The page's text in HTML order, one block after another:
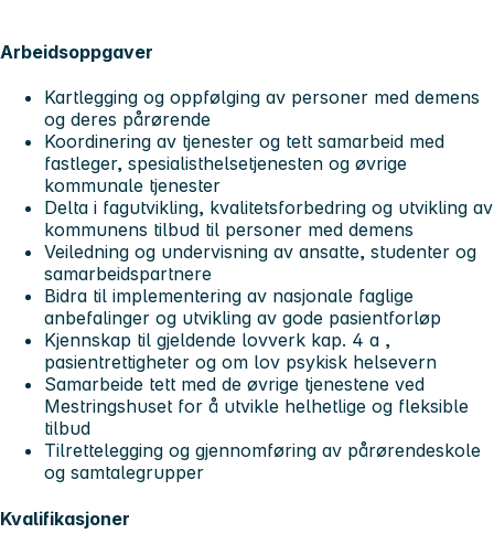
Arbeidsoppgaver
Kartlegging og oppfølging av personer med demens
og deres pårørende
Koordinering av tjenester og tett samarbeid med
fastleger, spesialisthelsetjenesten og øvrige
kommunale tjenester
Delta i fagutvikling, kvalitetsforbedring og utvikling av
kommunens tilbud til personer med demens
Veiledning og undervisning av ansatte, studenter og
samarbeidspartnere
Bidra til implementering av nasjonale faglige
anbefalinger og utvikling av gode pasientforløp
Kjennskap til gjeldende lovverk kap. 4 a ,
pasientrettigheter og om lov psykisk helsevern
Samarbeide tett med de øvrige tjenestene ved
Mestringshuset for å utvikle helhetlige og fleksible
tilbud
Tilrettelegging og gjennomføring av pårørendeskole
og samtalegrupper
Kvalifikasjoner